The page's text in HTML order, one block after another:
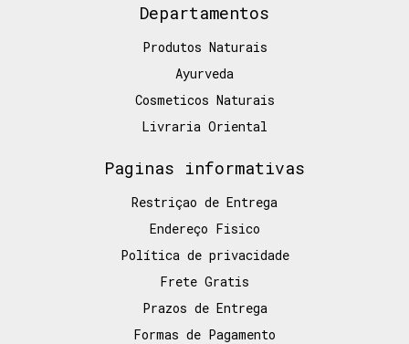
Departamentos
Produtos Naturais
Ayurveda
Cosmeticos Naturais
Livraria Oriental
Paginas informativas
Restriçao de Entrega
Endereço Fisico
Política de privacidade
Frete Gratis
Prazos de Entrega
Formas de Pagamento